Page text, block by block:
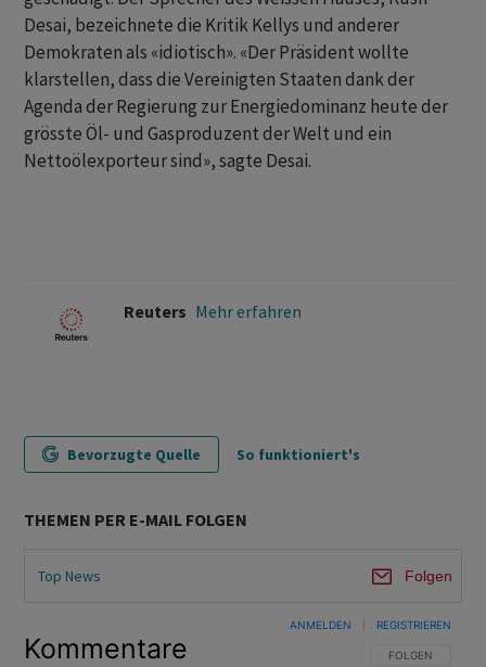
Desai, bezeichnete die Kritik Kellys und anderer
Demokraten als «idiotisch». «Der Präsident wollte
klarstellen, dass die Vereinigten Staaten dank der
Agenda der Regierung zur Energiedominanz heute der
grösste Öl- und Gasproduzent der Welt und ein
Nettoölexporteur sind», sagte Desai.
Reuters Mehr erfahren
Bevorzugte Quelle So funktioniert's
THEMEN PER E-MAIL FOLGEN
Top News Folgen
Kommentare FOLGE DIESER
FOLGEN
ANMELDEN REGISTRIEREN